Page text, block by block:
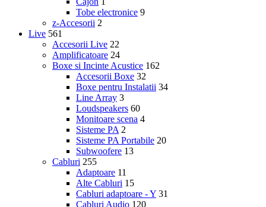
Tobe electronice 9
z-Accesorii 2
Live 561
Accesorii Live 22
Amplificatoare 24
Boxe si Incinte Acustice 162
Accesorii Boxe 32
Boxe pentru Instalatii 34
Line Array 3
Loudspeakers 60
Monitoare scena 4
Sisteme PA 2
Sisteme PA Portabile 20
Subwoofere 13
Cabluri 255
Adaptoare 11
Alte Cabluri 15
Cabluri adaptoare - Y 31
Cabluri Audio 120